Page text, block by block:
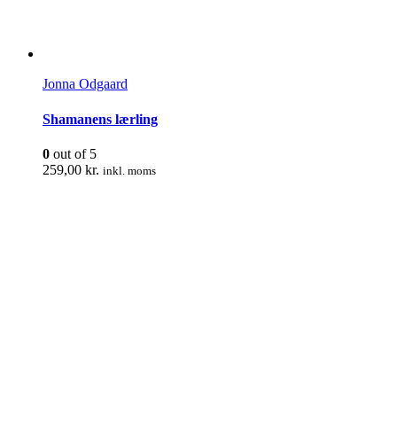
Jonna Odgaard
Shamanens lærling
0 out of 5
259,00 kr. inkl. moms